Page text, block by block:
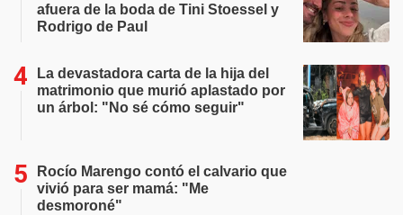
afuera de la boda de Tini Stoessel y
Rodrigo de Paul
La devastadora carta de la hija del
matrimonio que murió aplastado por
un árbol: "No sé cómo seguir"
Rocío Marengo contó el calvario que
vivió para ser mamá: "Me
desmoroné"